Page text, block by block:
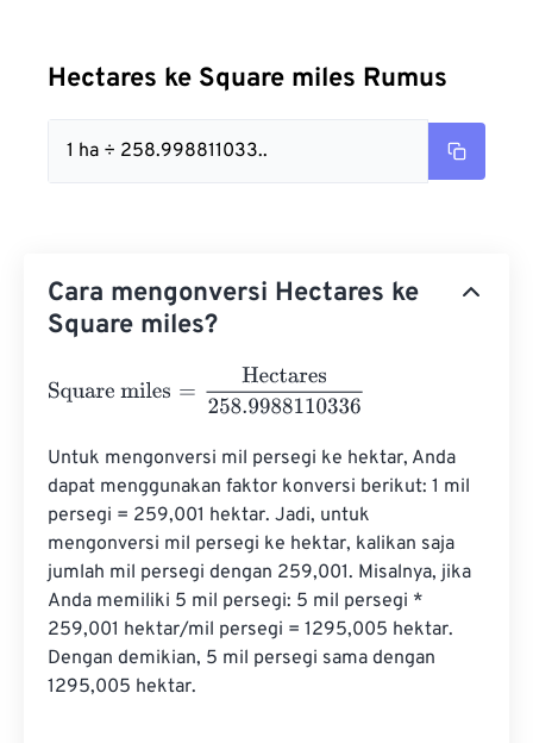
Hectares ke Square miles Rumus
1 ha ÷ 258.998811033..
Cara mengonversi Hectares ke
Square miles?
Square miles Hectares258.9988110336
Untuk mengonversi mil persegi ke hektar, Anda
dapat menggunakan faktor konversi berikut: 1 mil
persegi = 259,001 hektar. Jadi, untuk
mengonversi mil persegi ke hektar, kalikan saja
jumlah mil persegi dengan 259,001. Misalnya, jika
Anda memiliki 5 mil persegi: 5 mil persegi *
259,001 hektar/mil persegi = 1295,005 hektar.
Dengan demikian, 5 mil persegi sama dengan
1295,005 hektar.